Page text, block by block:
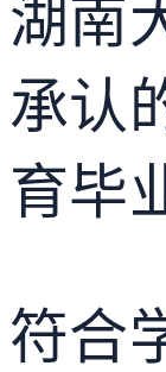
湖南
承认
育毕
符合